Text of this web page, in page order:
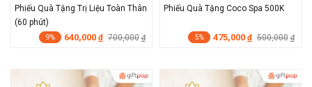
Phiếu Quà Tặng Trị Liệu Toàn Thân
(60 phút)
9% 640,000 đ 700,000 đ
Phiếu Quà Tặng Coco Spa 500K
5% 475,000 đ 500,000 đ